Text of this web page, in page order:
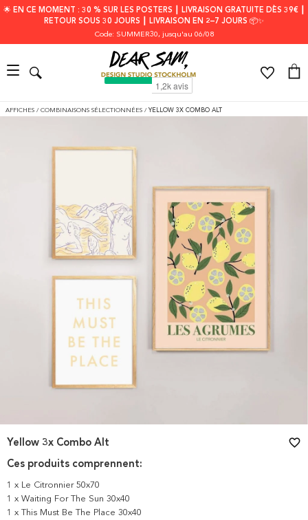
🌟 EN CE MOMENT : 30 % SUR LES POSTERS ┃ LIVRAISON GRATUITE DÈS 39€ ┃
RETOUR SOUS 30 JOURS ┃ LIVRAISON EN 2–7 JOURS 📦✨
Code: SUMMER30, jusqu'au 06/08
AFFICHES / COMBINAISONS SÉLECTIONNÉES / YELLOW 3X COMBO ALT
Ces produits comprennent:
1 x Le Citronnier 50x70
1 x Waiting For The Sun 30x40
1 x This Must Be The Place 30x40
Yellow 3x Combo Alt favorite_border